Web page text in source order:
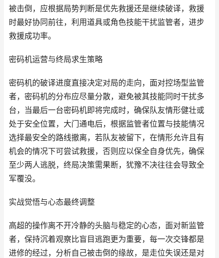
被击倒，应根据局势判断是优先救援还是继续破译，救援
时最好协同前往，利用道具或角色技能干扰监管者，进步
救援成功率。
密码机运营与终局求生策略
密码机的破译进度直接决定对局的走向，面对控场型监管
者，密码机的分布应尽量分散，避免被其技能同时干扰多
台，当最后一台密码机即将完成时，确保队友情形健壮或
处于安全位置，大门通电后，根据监管者位置与技能情况
选择最安全的路线撤离，若队友被留下，在情形允许且有
机会的情况下可尝试救援，否则应以保全自身优先，确保
至少两人逃脱，终局决策需果断，犹豫不决往往会导致全
军覆没。
实战觉悟与心态最终调整
高超的操作离不开冷静的头脑与稳定的心态，面对新监管
者，保持沉着观察比盲目逃跑更为重要，每一次交锋都是
进修的经过，分析自己被击倒的缘故，是走位失误还是对